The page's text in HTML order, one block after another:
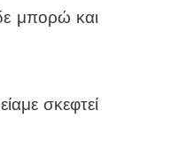
μπορώ και
σκεφτεί